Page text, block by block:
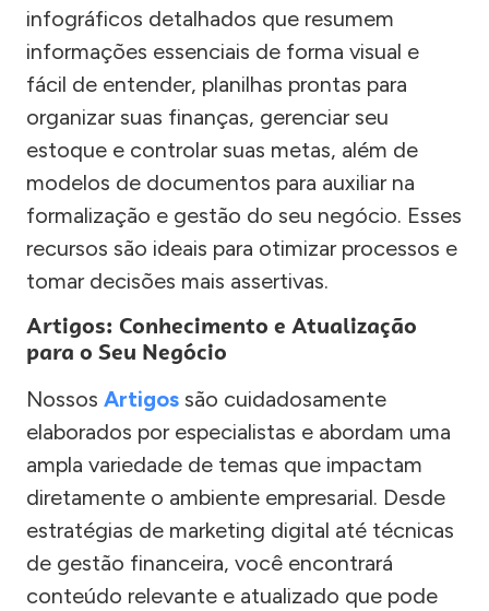
infográficos detalhados que resumem
informações essenciais de forma visual e
fácil de entender, planilhas prontas para
organizar suas finanças, gerenciar seu
estoque e controlar suas metas, além de
modelos de documentos para auxiliar na
formalização e gestão do seu negócio. Esses
recursos são ideais para otimizar processos e
tomar decisões mais assertivas.
Artigos: Conhecimento e Atualização
para o Seu Negócio
Nossos Artigos são cuidadosamente
elaborados por especialistas e abordam uma
ampla variedade de temas que impactam
diretamente o ambiente empresarial. Desde
estratégias de marketing digital até técnicas
de gestão financeira, você encontrará
conteúdo relevante e atualizado que pode